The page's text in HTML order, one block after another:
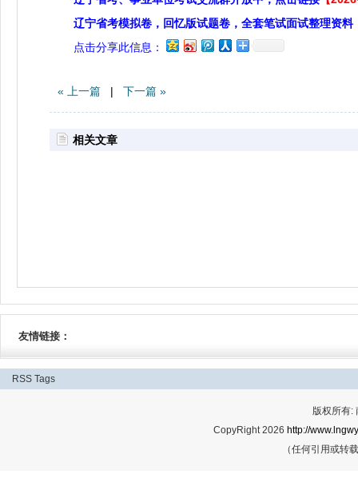
辽宁省考模拟卷，回忆版试题卷，全套笔试面试整理资料
点击分享此信息：
« 上一篇 | 下一篇 »
相关文章
友情链接：
RSS Tags
版权所有:
CopyRight 2026 http://
（任何引用或转